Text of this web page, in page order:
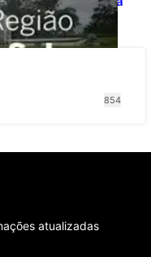
854
atualizadas